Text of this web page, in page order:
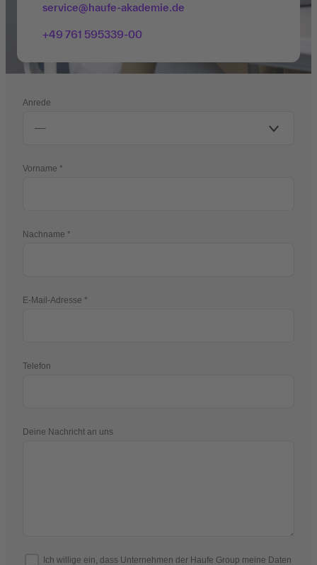
service@haufe-akademie.de
+49 761 595339-00
Anrede
Vorname
Nachname
E-Mail-Adresse
Telefon
Deine Nachricht an uns
Ich willige ein, dass Unternehmen der Haufe Group meine Daten